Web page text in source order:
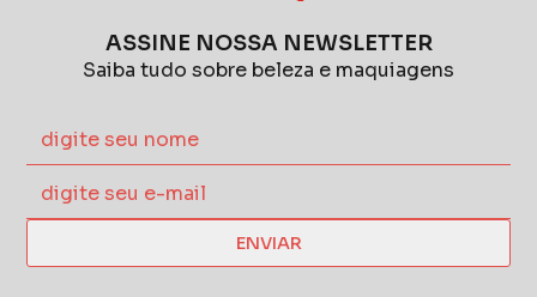
ASSINE NOSSA NEWSLETTER
Saiba tudo sobre beleza e maquiagens
ENVIAR